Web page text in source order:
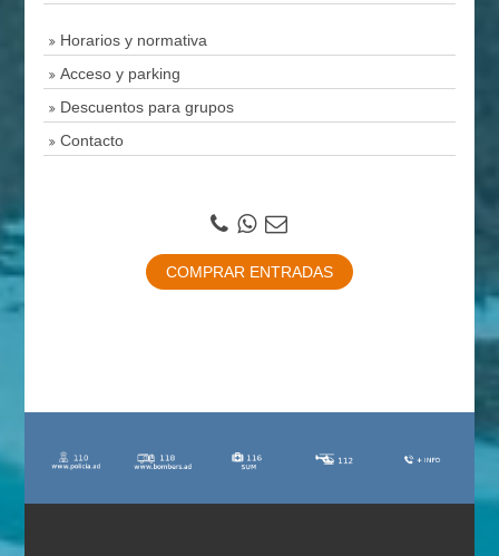
Horarios y normativa
Acceso y parking
Descuentos para grupos
Contacto
COMPRAR ENTRADAS